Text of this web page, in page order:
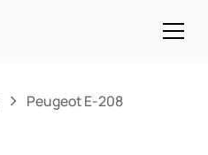
Peugeot E-208